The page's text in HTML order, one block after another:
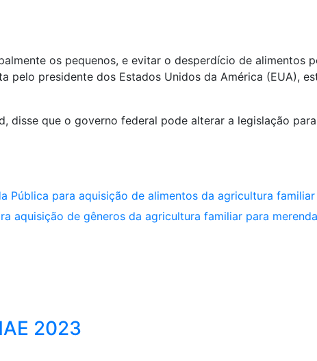
os pequenos, e evitar o desperdício de
pelo presidente dos Estados Unidos da América (EUA),
disse que o governo federal pode alterar a legislação
Pública para aquisição de alimentos da agricultura familiar
aquisição de gêneros da agricultura familiar para
2023